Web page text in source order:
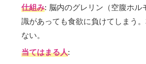
仕組み: 脳内のグレリン（空腹ホ
識があっても食欲に負けてしまう
ない。
当てはまる人: